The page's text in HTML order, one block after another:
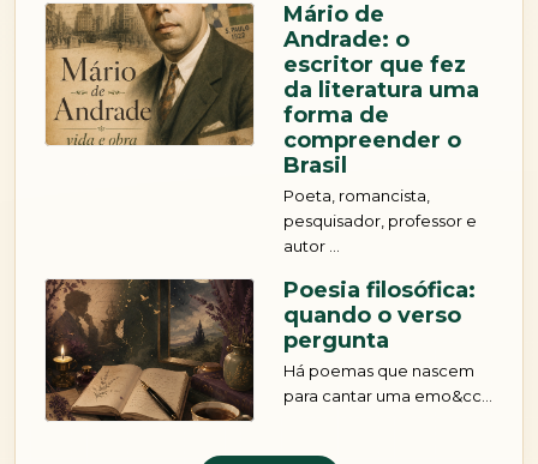
Mário de
Andrade: o
escritor que fez
da literatura uma
forma de
compreender o
Brasil
Poeta, romancista,
pesquisador, professor e
autor ...
Poesia filosófica:
quando o verso
pergunta
Há poemas que nascem
para cantar uma emo&cc...